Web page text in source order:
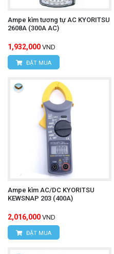
Ampe kìm tương tự AC KYORITSU
2608A (300A AC)
1,932,000 VND
ĐẶT MUA
Ampe kìm AC/DC KYORITSU
KEWSNAP 203 (400A)
2,016,000 VND
ĐẶT MUA